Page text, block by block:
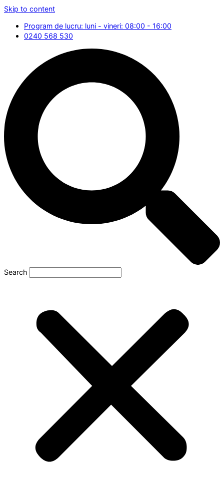
Skip to content
Program de lucru: luni - vineri: 08:00 - 16:00
0240 568 530
Search